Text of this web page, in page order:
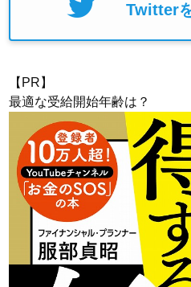
Twitter
【PR】
最適な受給開始年齢は？